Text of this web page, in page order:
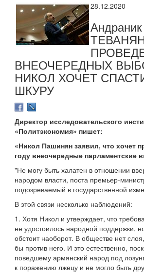
28.12.2020
Андраник
ВНЕОЧЕРЕДНЫХ
НИКОЛ ХОЧЕТ
ШКУРУ
Директор исследовательского
«Политэкономия» пишет:
«Никол Пашинян заявил, что хочет
году внеочередные парламентские
"Не могу быть халатен в отношении
народом власти, поста премьер-
подозреваемый в государственной
В этой связи несколько наблюдений:
1. Хотя Никол и утверждает, что
не удостоилось народной поддержки,
обстоит наоборот. В обществе нет
бы против него. И это естественно,
поведшему армянский народ под
к поражению лжецу и не могло быть